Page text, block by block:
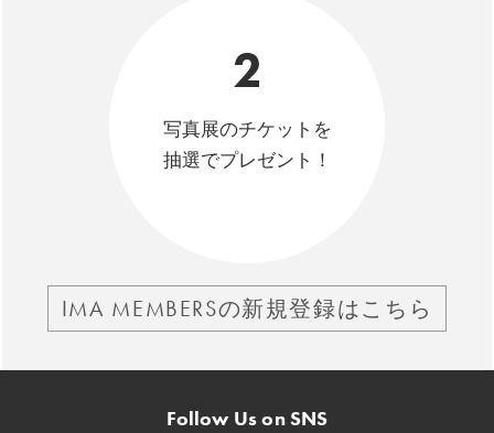
2
写真展のチケットを
抽選でプレゼント！
IMA MEMBERSの新規登録はこちら
Follow Us on SNS